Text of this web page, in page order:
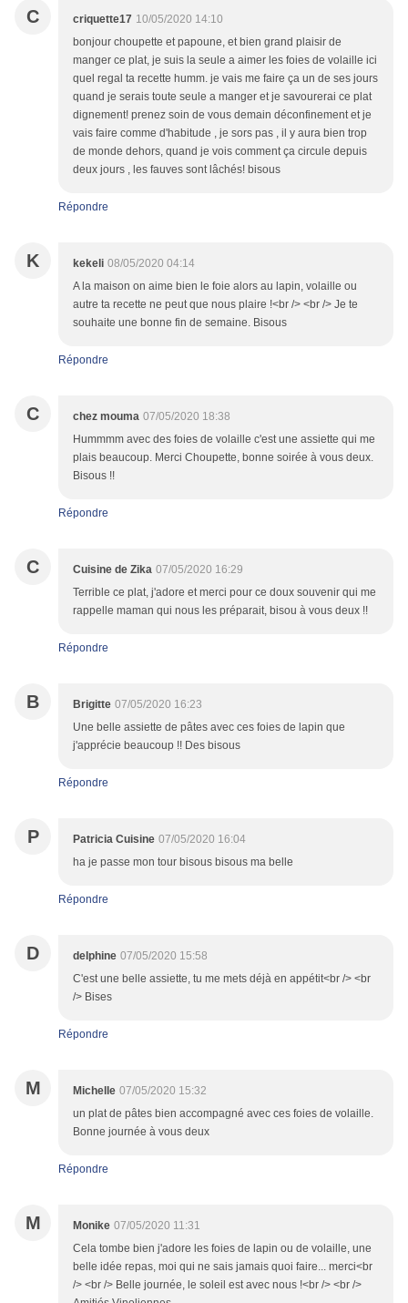
C criquette17 10/05/2020 14:10
bonjour choupette et papoune, et bien grand plaisir de
manger ce plat, je suis la seule a aimer les foies de volaille ici
quel regal ta recette humm. je vais me faire ça un de ses jours
quand je serais toute seule a manger et je savourerai ce plat
dignement! prenez soin de vous demain déconfinement et je
vais faire comme d'habitude , je sors pas , il y aura bien trop
de monde dehors, quand je vois comment ça circule depuis
deux jours , les fauves sont lâchés! bisous
Répondre
K kekeli 08/05/2020 04:14
A la maison on aime bien le foie alors au lapin, volaille ou
autre ta recette ne peut que nous plaire !<br /> <br /> Je te
souhaite une bonne fin de semaine. Bisous
Répondre
C chez mouma 07/05/2020 18:38
Hummmm avec des foies de volaille c'est une assiette qui me
plais beaucoup. Merci Choupette, bonne soirée à vous deux.
Bisous !!
Répondre
C Cuisine de Zika 07/05/2020 16:29
Terrible ce plat, j'adore et merci pour ce doux souvenir qui me
rappelle maman qui nous les préparait, bisou à vous deux !!
Répondre
B Brigitte 07/05/2020 16:23
Une belle assiette de pâtes avec ces foies de lapin que
j'apprécie beaucoup !! Des bisous
Répondre
P Patricia Cuisine 07/05/2020 16:04
ha je passe mon tour bisous bisous ma belle
Répondre
D delphine 07/05/2020 15:58
C'est une belle assiette, tu me mets déjà en appétit<br /> <br
/> Bises
Répondre
M Michelle 07/05/2020 15:32
un plat de pâtes bien accompagné avec ces foies de volaille.
Bonne journée à vous deux
Répondre
M Monike 07/05/2020 11:31
Cela tombe bien j'adore les foies de lapin ou de volaille, une
belle idée repas, moi qui ne sais jamais quoi faire... merci<br
/> <br /> Belle journée, le soleil est avec nous !<br /> <br />